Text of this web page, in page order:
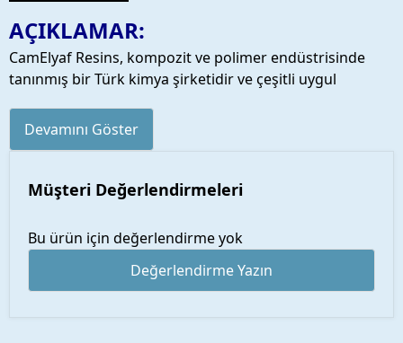
AÇIKLAMAR:
CamElyaf Resins, kompozit ve polimer endüstrisinde
tanınmış bir Türk kimya şirketidir ve çeşitli uygul
Devamını Göster
Müşteri Değerlendirmeleri
Bu ürün için değerlendirme yok
Değerlendirme Yazın